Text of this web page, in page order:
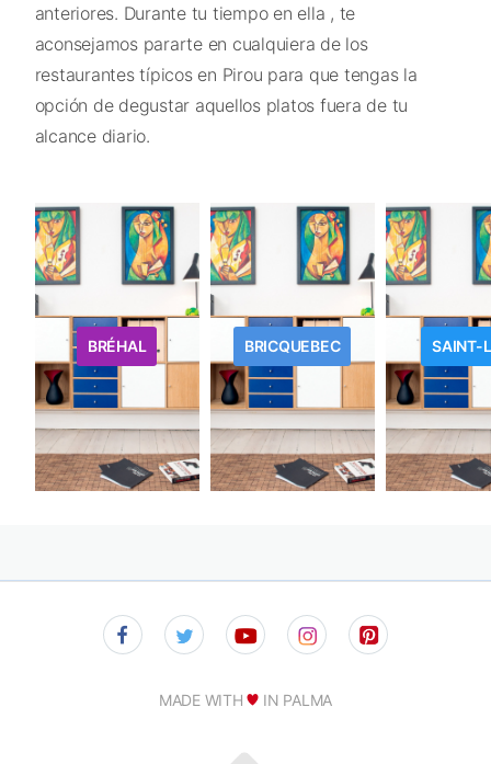
anteriores. Durante tu tiempo en ella , te
aconsejamos pararte en cualquiera de los
restaurantes típicos en Pirou para que tengas la
opción de degustar aquellos platos fuera de tu
alcance diario.
BRÉHAL BRICQUEBEC SAINT-
MADE WITH IN PALMA